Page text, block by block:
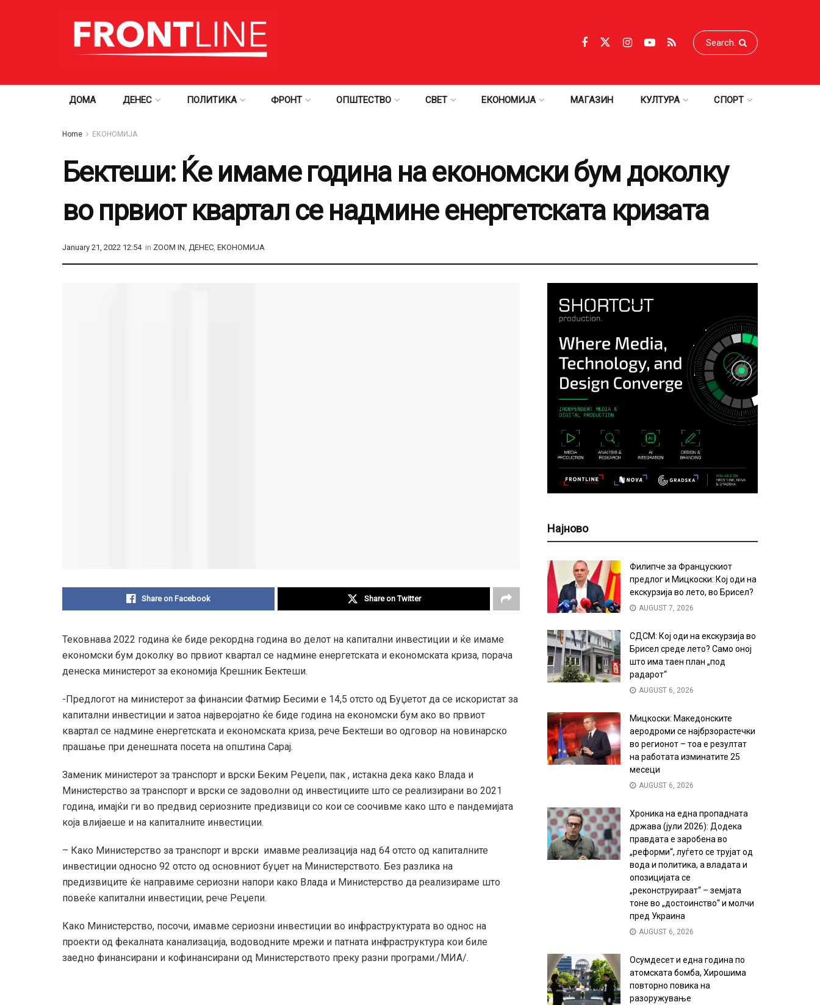
ДОМА ДЕНЕС ПОЛИТИКА ФРОНТ ОПШТЕСТВО СВЕТ ЕКОНОМИЈА МАГАЗИН КУЛТУРА СПОРТ
Home ЕКОНОМИЈА
Бектеши: Ќе имаме година на економски бум доколку
во првиот квартал се надмине енергетската кризата
January 21, 2022 12:54 in ZOOM IN, ДЕНЕС, ЕКОНОМИЈА
Share on Facebook Share on Twitter
Тековнава 2022 година ќе биде рекордна година во делот на капитални инвестиции и ќе имаме
економски бум доколку во првиот квартал се надмине енергетската и економската криза, порача
денеска министерот за економија Крешник Бектеши.
-Предлогот на министерот за финансии Фатмир Бесими е 14,5 отсто од Буџетот да се искористат за
капитални инвестиции и затоа најверојатно ќе биде година на економски бум ако во првиот
квартал се надмине енергетската и економската криза, рече Бектеши во одговор на новинарско
прашање при денешната посета на општина Сарај.
Заменик министерот за транспорт и врски Беким Реџепи, пак , истакна дека како Влада и
Министерство за транспорт и врски се задоволни од инвестициите што се реализирани во 2021
година, имајќи ги во предвид сериозните предизвици со кои се соочивме како што е пандемијата
која влијаеше и на капиталните инвестиции.
– Како Министерство за транспорт и врски имавме реализација над 64 отсто од капиталните
инвестиции односно 92 отсто од основниот буџет на Министерството. Без разлика на
предизвиците ќе направиме сериозни напори како Влада и Министерство да реализираме што
повеќе капитални инвестиции, рече Реџепи.
Како Министерство, посочи, имавме сериозни инвестиции во инфраструктурата во однос на
проекти од фекалната канализација, водоводните мрежи и патната инфраструктура кои биле
заедно финансирани и кофинансирани од Министерството преку разни програми./MИА/.
Најново
Филипче за Францускиот
предлог и Мицкоски: Кој оди на
екскурзија во лето, во Брисел?
AUGUST 7, 2026
СДСМ: Кој оди на екскурзија во
Брисел среде лето? Само оној
што има таен план „под
радарот“
AUGUST 6, 2026
Мицкоски: Македонските
аеродроми се најбрзорастечки
во регионот – тоа е резултат
на работата изминатите 25
месеци
AUGUST 6, 2026
Хроника на една пропадната
држава (јули 2026): Додека
правдата е заробена во
„реформи“, луѓето се трујат од
вода и политика, а владата и
опозицијата се
„реконструираат“ – земјата
тоне во „достоинство“ и молчи
пред Украина
AUGUST 6, 2026
Осумдесет и една година по
атомската бомба, Хирошима
повторно повика на
разоружување